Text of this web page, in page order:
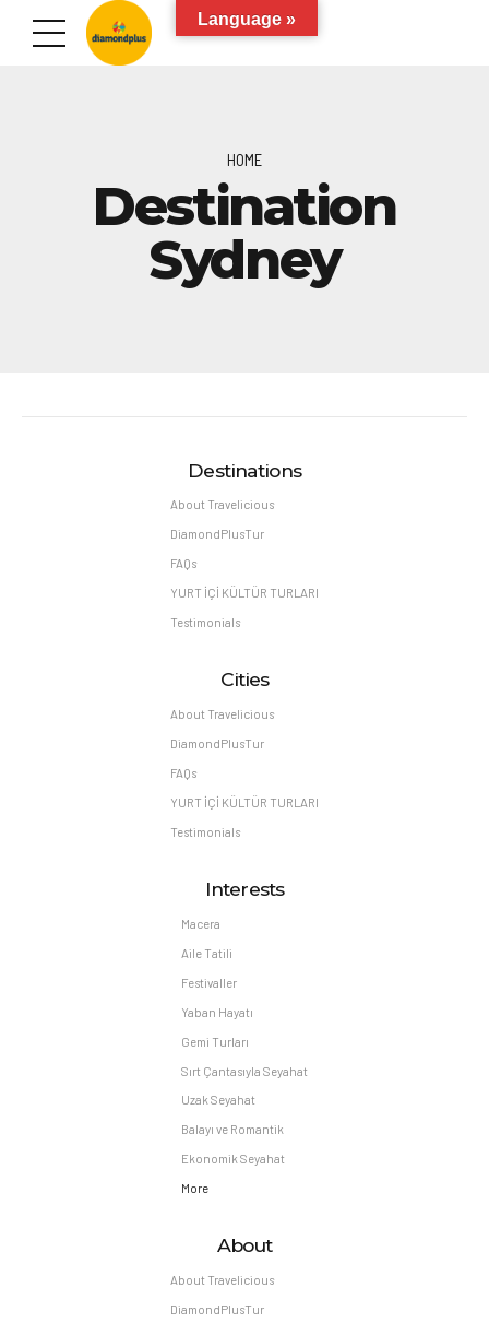
HOME
Destination
Sydney
Destinations
About Travelicious
DiamondPlusTur
FAQs
YURT İÇİ KÜLTÜR TURLARI
Testimonials
Cities
About Travelicious
DiamondPlusTur
FAQs
YURT İÇİ KÜLTÜR TURLARI
Testimonials
Interests
Macera
Aile Tatili
Festivaller
Yaban Hayatı
Gemi Turları
Sırt Çantasıyla Seyahat
Uzak Seyahat
Balayı ve Romantik
Ekonomik Seyahat
More
About
About Travelicious
DiamondPlusTur
Language »